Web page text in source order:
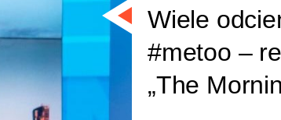
Wiele
#metoo –
„The